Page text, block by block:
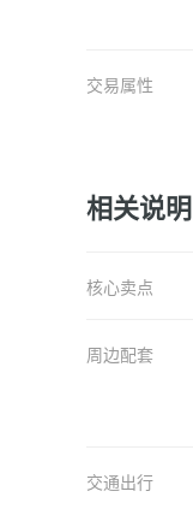
交易属性
相关说明
核心卖点
周边配套
交通出行